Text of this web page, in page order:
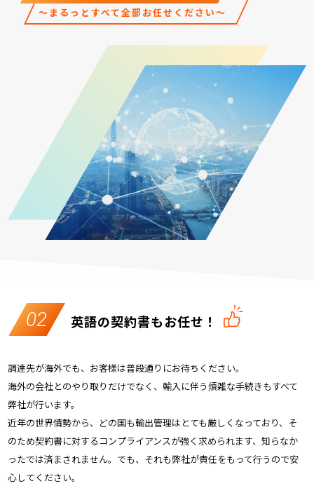
～まるっとすべて全部お任せください～
02 英語の契約書もお任せ！
調達先が海外でも、お客様は普段通りにお待ちください。
海外の会社とのやり取りだけでなく、輸入に伴う煩雑な手続きもすべて
弊社が行います。
近年の世界情勢から、どの国も輸出管理はとても厳しくなっており、そ
のため契約書に対するコンプライアンスが強く求められます、知らなか
ったでは済まされません。でも、それも弊社が責任をもって行うので安
心してください。